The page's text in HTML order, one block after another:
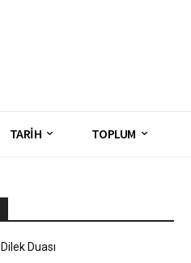
TARİH TOPLUM
Dilek Duası